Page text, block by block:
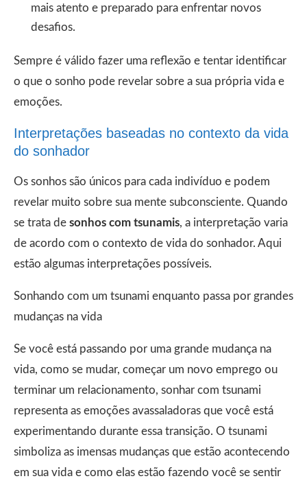
mais atento e preparado para enfrentar novos
desafios.
Sempre é válido fazer uma reflexão e tentar identificar
o que o sonho pode revelar sobre a sua própria vida e
emoções.
Interpretações baseadas no contexto da vida
do sonhador
Os sonhos são únicos para cada indivíduo e podem
revelar muito sobre sua mente subconsciente. Quando
se trata de sonhos com tsunamis, a interpretação varia
de acordo com o contexto de vida do sonhador. Aqui
estão algumas interpretações possíveis.
Sonhando com um tsunami enquanto passa por grandes
mudanças na vida
Se você está passando por uma grande mudança na
vida, como se mudar, começar um novo emprego ou
terminar um relacionamento, sonhar com tsunami
representa as emoções avassaladoras que você está
experimentando durante essa transição. O tsunami
simboliza as imensas mudanças que estão acontecendo
em sua vida e como elas estão fazendo você se sentir